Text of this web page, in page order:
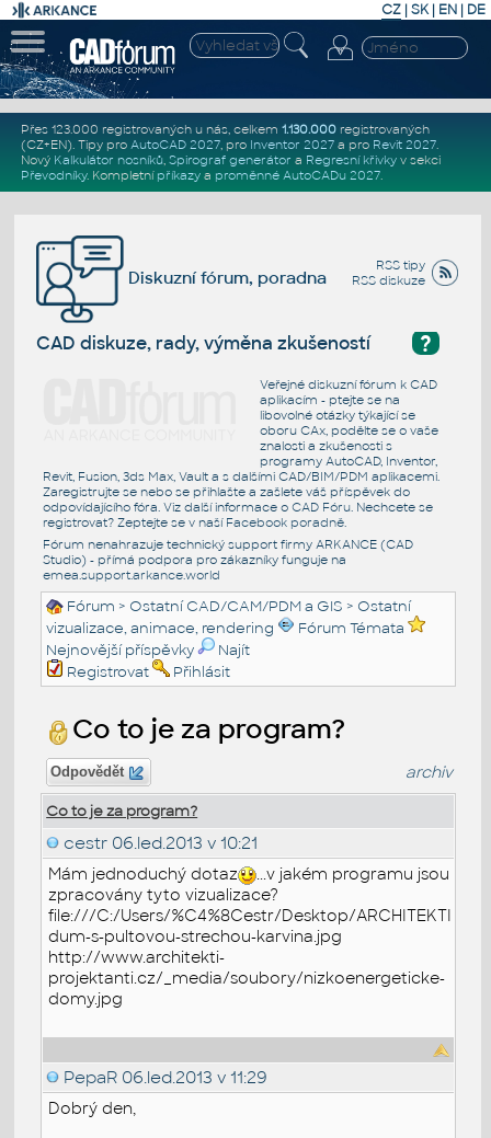
CZ | SK| EN | DE
Přes 123.000 registrovaných u nás, celkem 1.130.000registrovaných
(CZ+EN). Tipy pro AutoCAD 2027, pro Inventor 2027a pro Revit 2027.
Nový Kalkulátor nosníků, Spirograf generátor a Regresní křivkyv sekci
Převodníky. Kompletní příkazya proměnné AutoCADu 2027.
RSS tipy
RSS diskuze
Diskuzní fórum, poradna
?
CAD diskuze, rady, výměna zkušeností
Veřejné diskuzní fórum k CAD
aplikacím - ptejte se na
libovolné otázky týkající se
oboru CAx, podělte se o vaše
znalosti a zkušenosti s
programy AutoCAD, Inventor,
Revit, Fusion, 3ds Max, Vault a s dalšími CAD/BIM/PDM aplikacemi.
Zaregistrujte se nebo se přihlašte a zašlete váš příspěvek do
odpovídajícího fóra. Viz další informace o CAD Fóru. Nechcete se
registrovat? Zeptejte se v naší Facebook poradně.
Fórum nenahrazuje technický support firmy ARKANCE (CAD
Studio) - přímá podpora pro zákazníky funguje na
emea.support.arkance.world
Fórum > Ostatní CAD/CAM/PDM a GIS > Ostatní
vizualizace, animace, rendering
Fórum Témata
Nejnovější příspěvky
Najít
Registrovat
Přihlásit
Co to je za program?
Odpovědět archiv
Co to je za program?
cestr 06.led.2013 v 10:21
Mám jednoduchý dotaz
...v jakém programu jsou
zpracovány tyto vizualizace?
file:///C:/Users/%C4%8Cestr/Desktop/
dum-s-pultovou-strechou-karvina.jpg
http://www.architekti-
projektanti.cz/_media/soubory/nizkoenergeticke-
domy.jpg
PepaR 06.led.2013 v 11:29
Dobrý den,